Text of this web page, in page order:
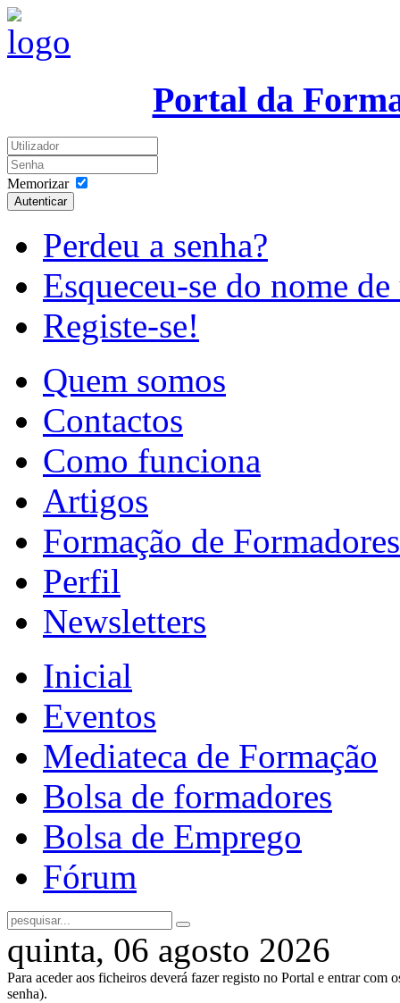
Portal da
Memorizar
Autenticar
Perdeu a senha?
Esqueceu-se do nome
Registe-se!
Quem somos
Contactos
Como funciona
Artigos
Formação de Formadores
Perfil
Newsletters
Inicial
Eventos
Mediateca de Formação
Bolsa de formadores
Bolsa de Emprego
Fórum
quinta, 06 agosto 2026
Para aceder aos ficheiros deverá fazer registo no Portal e entrar com
senha).